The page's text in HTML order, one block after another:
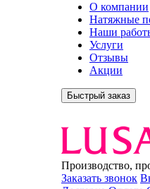
О компании
Натяжные
Наши
Услуги
Отзывы
Акции
Быстрый заказ
Производство,
Заказать звонок